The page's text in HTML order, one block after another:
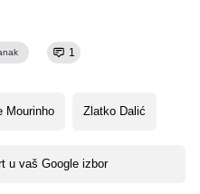
1
Mourinho Zlatko Dalić
u vaš Google izbor